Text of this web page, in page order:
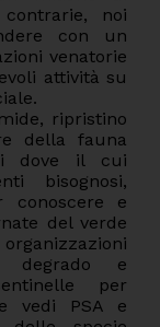
noi
con un
venatorie
attività su
ripristino
della fauna
dove il cui
bisognosi,
conoscere e
del verde
degrado e
per
vedi PSA e